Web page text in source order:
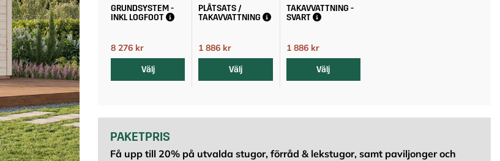
GRUNDSYSTEM -
INKL LOGFOOT
8 276 kr
Välj
PLÅTSATS /
TAKAVVATTNING
1 886 kr
Välj
TAKAVVATTNING -
SVART
1 886 kr
Välj
PAKETPRIS
Få upp till 20% på utvalda stugor, förråd & lekstugor, samt paviljonger och